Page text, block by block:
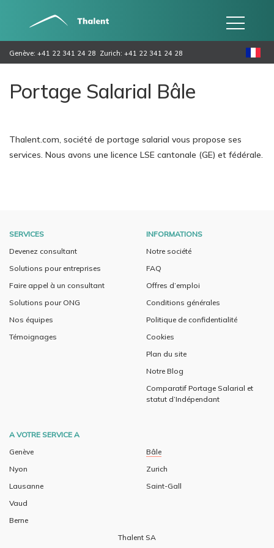
Genève: +41 22 341 24 28 Zurich: +41 22 341 24 28
Portage Salarial Bâle
Thalent.com, société de portage salarial vous propose ses
services. Nous avons une licence LSE cantonale (GE) et fédérale.
SERVICES
Devenez consultant
Solutions pour entreprises
Faire appel à un consultant
Solutions pour ONG
Nos équipes
Témoignages
INFORMATIONS
Notre société
FAQ
Offres d’emploi
Conditions générales
Politique de confidentialité
Cookies
Plan du site
Notre Blog
Comparatif Portage Salarial et
statut d’Indépendant
A VOTRE SERVICE A
Genève
Nyon
Lausanne
Vaud
Berne
Bâle
Zurich
Saint-Gall
Thalent SA